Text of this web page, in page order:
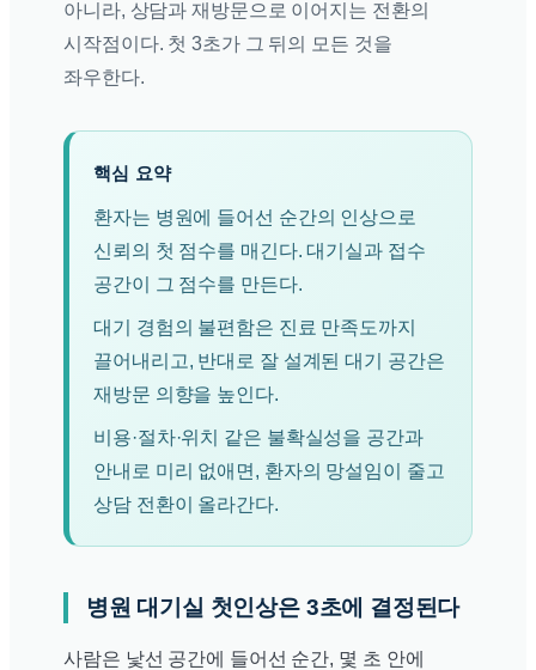
아니라, 상담과 재방문으로 이어지는 전환의
시작점이다. 첫 3초가 그 뒤의 모든 것을
좌우한다.
핵심 요약
환자는 병원에 들어선 순간의 인상으로
신뢰의 첫 점수를 매긴다. 대기실과 접수
공간이 그 점수를 만든다.
대기 경험의 불편함은 진료 만족도까지
끌어내리고, 반대로 잘 설계된 대기 공간은
재방문 의향을 높인다.
비용·절차·위치 같은 불확실성을 공간과
안내로 미리 없애면, 환자의 망설임이 줄고
상담 전환이 올라간다.
병원 대기실 첫인상은 3초에 결정된다
사람은 낯선 공간에 들어선 순간, 몇 초 안에